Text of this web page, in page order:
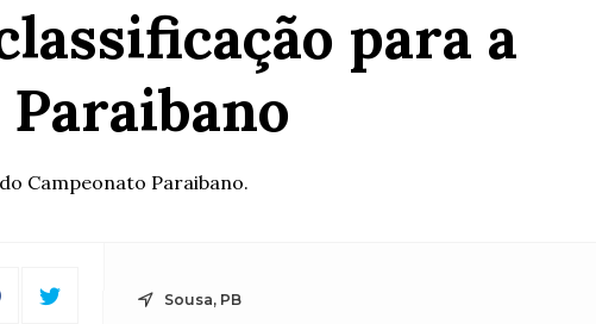
para a
Campeonato Paraibano.
Sousa, PB